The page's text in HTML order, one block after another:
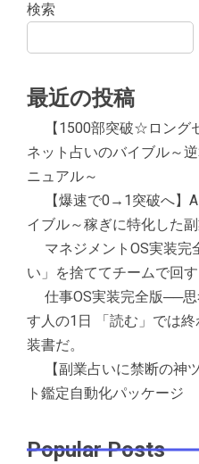
検索
最近の投稿
【1500部突破☆ロング
ネット占いのバイブル～
ニュアル～
【爆速で0→1突破へ】
イブル～稼ぎに特化した
マネジメントOS実装
い」を捨ててチームで回す
仕事OS実装完全版──
す人の1日 「読む」では
装書だ。
【副業占いに禁断の神
ト鑑定自動化パッケージ
Popular Posts